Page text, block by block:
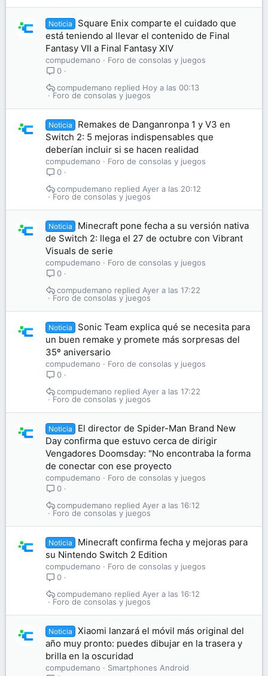
Noticia
Square Enix comparte el cuidado que
está teniendo al llevar el contenido de Final
Fantasy VII a Final Fantasy XIV
compudemano
Foro de consolas y juegos
0
Foro de consolas y juegos
Hoy a las 00:13
compudemano
Noticia
Remakes de Danganronpa 1 y V3 en
Switch 2: 5 mejoras indispensables que
deberían incluir si se hacen realidad
compudemano
Foro de consolas y juegos
0
Foro de consolas y juegos
Ayer a las 20:12
compudemano
Noticia
Minecraft pone fecha a su versión nativa
de Switch 2: llega el 27 de octubre con Vibrant
Visuals de serie
compudemano
Foro de consolas y juegos
0
Foro de consolas y juegos
Ayer a las 17:22
compudemano
Noticia
Sonic Team explica qué se necesita para
un buen remake y promete más sorpresas del
35º aniversario
compudemano
Foro de consolas y juegos
0
Foro de consolas y juegos
Ayer a las 17:22
compudemano
Noticia
El director de Spider-Man Brand New
Day confirma que estuvo cerca de dirigir
Vengadores Doomsday: "No encontraba la forma
de conectar con ese proyecto
compudemano
Foro de consolas y juegos
0
Foro de consolas y juegos
Ayer a las 16:12
compudemano
Noticia
Minecraft confirma fecha y mejoras para
su Nintendo Switch 2 Edition
compudemano
Foro de consolas y juegos
0
Foro de consolas y juegos
Ayer a las 16:12
compudemano
Noticia
Xiaomi lanzará el móvil más original del
año muy pronto: puedes dibujar en la trasera y
brilla en la oscuridad
compudemano
Smartphones Android